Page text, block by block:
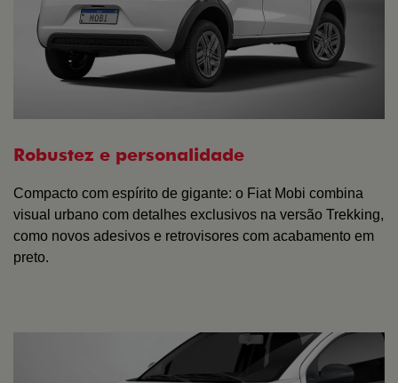
Robustez e personalidade
Compacto com espírito de gigante: o Fiat Mobi combina
visual urbano com detalhes exclusivos na versão Trekking,
como novos adesivos e retrovisores com acabamento em
preto.